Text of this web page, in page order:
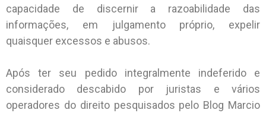
capacidade de discernir a razoabilidade das
informações, em julgamento próprio, expelir
quaisquer excessos e abusos.
Após ter seu pedido integralmente indeferido e
considerado descabido por juristas e vários
operadores do direito pesquisados pelo Blog Marcio